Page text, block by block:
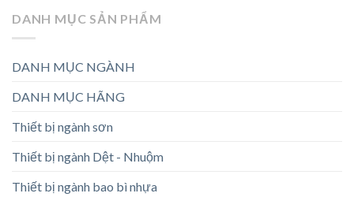
DANH MỤC SẢN PHẨM
DANH MỤC NGÀNH
DANH MỤC HÃNG
Thiết bị ngành sơn
Thiết bị ngành Dệt - Nhuộm
Thiết bị ngành bao bì nhựa